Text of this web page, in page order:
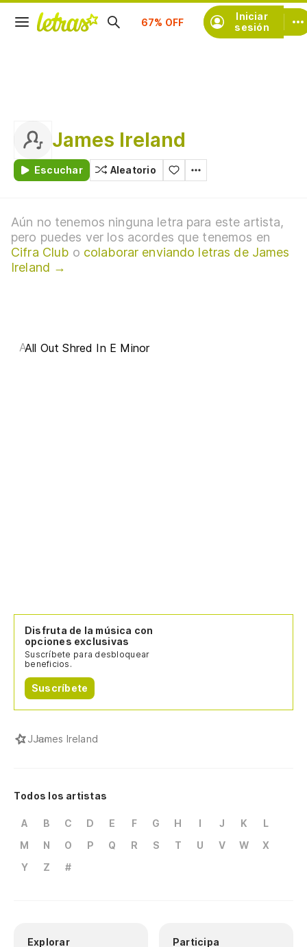
Iniciar
sesión
Suscríbete
James Ireland
Escuchar Aleatorio
Aún no tenemos ninguna letra para este artista,
pero puedes ver los acordes que tenemos en
Cifra Club o colaborar enviando letras de James
Ireland →
AAll Out Shred In E Minor
Disfruta de la música con
opciones exclusivas
Suscríbete para desbloquear
beneficios.
Suscríbete
JJames Ireland
Todos los artistas
A B C D E F G H I J K
L
M
N O P Q R S T U V W
X
Y
Z #
Explorar Participa